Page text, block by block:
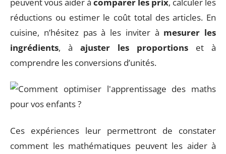
réductions ou estimer le coût total des articles. En
cuisine, n’hésitez pas à les inviter à mesurer les
ingrédients, à ajuster les proportions et à
comprendre les conversions d’unités.
Ces expériences leur permettront de constater
comment les mathématiques peuvent les aider à